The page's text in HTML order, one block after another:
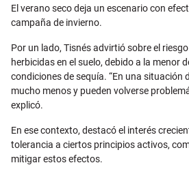
El verano seco deja un escenario con
campaña de invierno.
Por un lado, Tisnés advirtió sobre el
herbicidas en el suelo, debido a la menor
condiciones de sequía. “En una situación
mucho menos y pueden volverse
explicó.
En ese contexto, destacó el interés
tolerancia a ciertos principios activos,
mitigar estos efectos.